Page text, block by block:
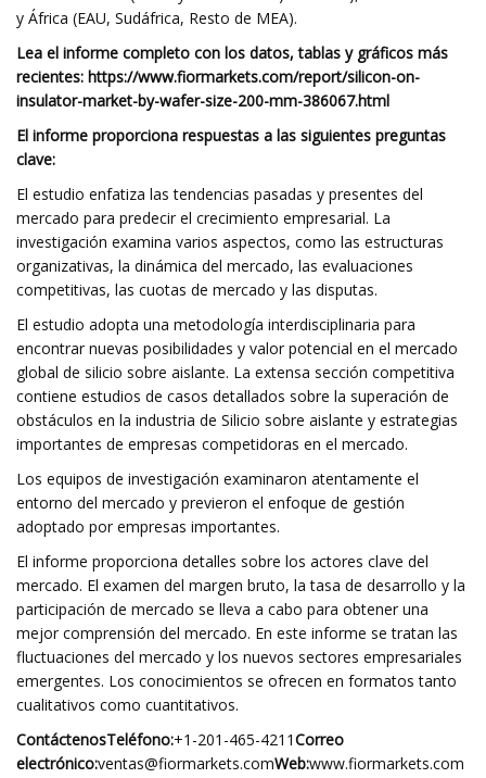
y África (EAU, Sudáfrica, Resto de MEA).
Lea el informe completo con los datos, tablas y gráficos más
recientes: https://www.fiormarkets.com/report/silicon-on-
insulator-market-by-wafer-size-200-mm-386067.html
El informe proporciona respuestas a las siguientes preguntas
clave:
El estudio enfatiza las tendencias pasadas y presentes del
mercado para predecir el crecimiento empresarial. La
investigación examina varios aspectos, como las estructuras
organizativas, la dinámica del mercado, las evaluaciones
competitivas, las cuotas de mercado y las disputas.
El estudio adopta una metodología interdisciplinaria para
encontrar nuevas posibilidades y valor potencial en el mercado
global de silicio sobre aislante. La extensa sección competitiva
contiene estudios de casos detallados sobre la superación de
obstáculos en la industria de Silicio sobre aislante y estrategias
importantes de empresas competidoras en el mercado.
Los equipos de investigación examinaron atentamente el
entorno del mercado y previeron el enfoque de gestión
adoptado por empresas importantes.
El informe proporciona detalles sobre los actores clave del
mercado. El examen del margen bruto, la tasa de desarrollo y la
participación de mercado se lleva a cabo para obtener una
mejor comprensión del mercado. En este informe se tratan las
fluctuaciones del mercado y los nuevos sectores empresariales
emergentes. Los conocimientos se ofrecen en formatos tanto
cualitativos como cuantitativos.
ContáctenosTeléfono:+1-201-465-4211Correo
electrónico:ventas@fiormarkets.comWeb:www.fiormarkets.com